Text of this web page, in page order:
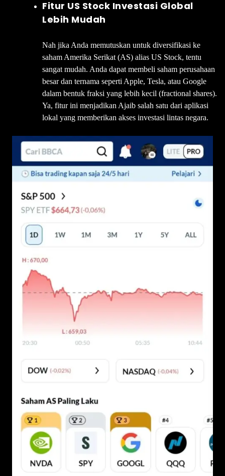
Fitur US Stock Investasi Global
Lebih Mudah
Nah jika Anda memutuskan untuk diversifikasi ke
saham Amerika Serikat (AS) alias US Stock, tentu
sangat mudah. Anda dapat membeli saham perusahaan
besar dan ternama seperti Apple, Tesla, atau Google
dalam bentuk fraksi yang lebih kecil (fractional shares).
Ya, fitur ini menjadikan Ajaib salah satu dari aplikasi
lokal yang memberikan akses investasi lintas negara.